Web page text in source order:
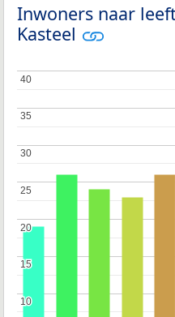
Inwoners naar
Kasteel
10
10
15
15
20
20
25
25
30
30
35
35
40
40